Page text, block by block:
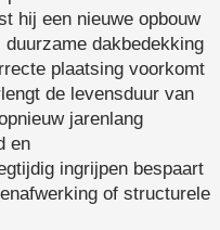
hij een nieuwe opbouw
dakbedekking
plaatsing voorkomt
de levensduur van
jarenlang
en
ingrijpen bespaart
of structurele